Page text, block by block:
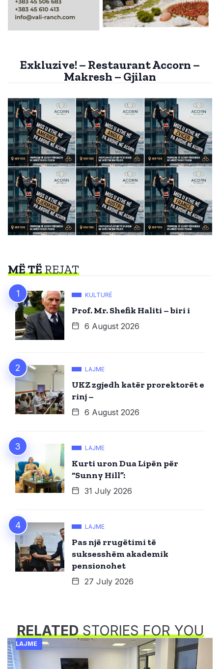
Exkluzive! – Restaurant Accorn –
Makresh – Gjilan
MË TËREJAT
KULTURË
Prof. Mr. Shefik Haliti – biri i
6 August 2026
LAJME
UKZ zgjedh katër prorektorët e
rinj –
6 August 2026
LAJME
Kurti uron Dua Lipën për
“Sunny Hill”:
31 July 2026
LAJME
Pas një rrugëtimi të
suksesshëm akademik
pensionohet
27 July 2026
RELATEDSTORIES FOR YOU
LAJME